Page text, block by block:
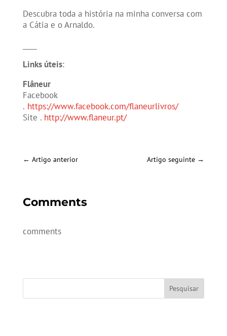
Descubra toda a história na minha conversa com
a Cátia e o Arnaldo.
Links úteis:
Flâneur
Facebook
. https://www.facebook.com/flaneurlivros/
Site . http://www.flaneur.pt/
← Artigo anterior Artigo seguinte →
Comments
comments